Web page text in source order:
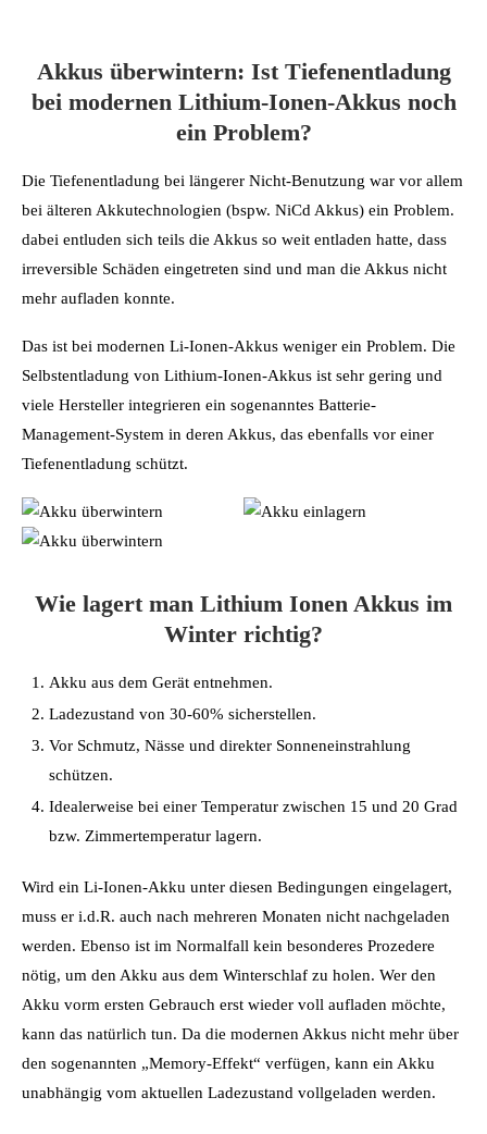
Akkus überwintern: Ist Tiefenentladung
bei modernen Lithium-Ionen-Akkus noch
ein Problem?
Die Tiefenentladung bei längerer Nicht-Benutzung war vor allem
bei älteren Akkutechnologien (bspw. NiCd Akkus) ein Problem.
dabei entluden sich teils die Akkus so weit entladen hatte, dass
irreversible Schäden eingetreten sind und man die Akkus nicht
mehr aufladen konnte.
Das ist bei modernen Li-Ionen-Akkus weniger ein Problem. Die
Selbstentladung von Lithium-Ionen-Akkus ist sehr gering und
viele Hersteller integrieren ein sogenanntes Batterie-
Management-System in deren Akkus, das ebenfalls vor einer
Tiefenentladung schützt.
Wie lagert man Lithium Ionen Akkus im
Winter richtig?
Akku aus dem Gerät entnehmen.
Ladezustand von 30-60% sicherstellen.
Vor Schmutz, Nässe und direkter Sonneneinstrahlung
schützen.
Idealerweise bei einer Temperatur zwischen 15 und 20 Grad
bzw. Zimmertemperatur lagern.
Wird ein Li-Ionen-Akku unter diesen Bedingungen eingelagert,
muss er i.d.R. auch nach mehreren Monaten nicht nachgeladen
werden. Ebenso ist im Normalfall kein besonderes Prozedere
nötig, um den Akku aus dem Winterschlaf zu holen. Wer den
Akku vorm ersten Gebrauch erst wieder voll aufladen möchte,
kann das natürlich tun. Da die modernen Akkus nicht mehr über
den sogenannten „Memory-Effekt“ verfügen, kann ein Akku
unabhängig vom aktuellen Ladezustand vollgeladen werden.